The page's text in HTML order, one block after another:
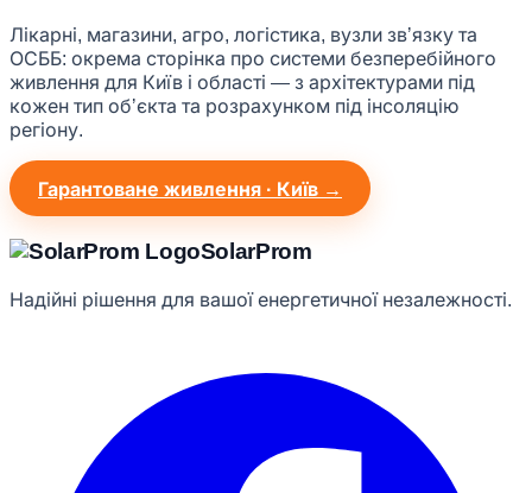
Лікарні, магазини, агро, логістика, вузли звʼязку та
ОСББ: окрема сторінка про системи безперебійного
живлення для Київ і області — з архітектурами під
кожен тип обʼєкта та розрахунком під інсоляцію
регіону.
Гарантоване живлення · Київ →
SolarProm
Надійні рішення для вашої енергетичної незалежності.